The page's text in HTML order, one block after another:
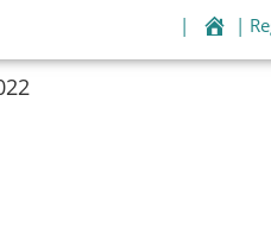
| |